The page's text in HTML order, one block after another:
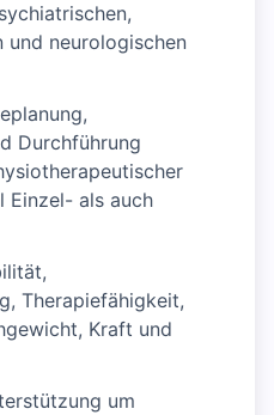
und neurologischen
Durchführung
Einzel- als auch
Therapiefähigkeit,
Kraft und
um